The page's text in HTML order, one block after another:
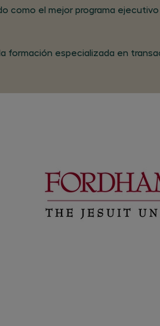
Avenida de
(Madrid).
Asimismo, de no
titular de los
datos tiene
derecho a
acceder,
rectificar y
suprimir los datos,
el mejor programa
especializada en